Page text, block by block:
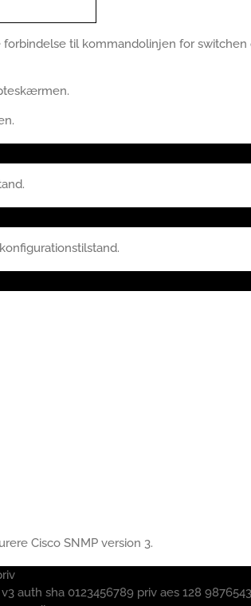
til kommandolinjen for switchen
Cisco SNMP version 3.
auth sha 0123456789 priv aes 128